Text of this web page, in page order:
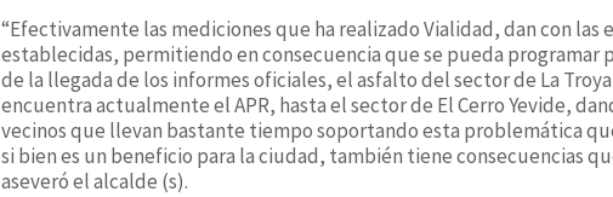
“Efectivamente las mediciones que ha realizado Vialidad, dan con las
establecidas, permitiendo en consecuencia que se pueda programar
de la llegada de los informes oficiales, el asfalto del sector de La
encuentra actualmente el APR, hasta el sector de El Cerro Yevide,
vecinos que llevan bastante tiempo soportando esta problemática
si bien es un beneficio para la ciudad, también tiene consecuencias
aseveró el alcalde (s).